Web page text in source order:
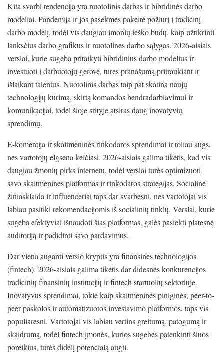
Kita svarbi tendencija yra nuotolinis darbas ir hibridinės darbo
modeliai. Pandemija ir jos pasekmės pakeitė požiūrį į tradicinį
darbo modelį, todėl vis daugiau įmonių ieško būdų, kaip užtikrinti
lanksčius darbo grafikus ir nuotolines darbo sąlygas. 2026-aisiais
verslai, kurie sugeba pritaikyti hibridinius darbo modelius ir
investuoti į darbuotojų gerovę, turės pranašumą pritraukiant ir
išlaikant talentus. Nuotolinis darbas taip pat skatina naujų
technologijų kūrimą, skirtą komandos bendradarbiavimui ir
komunikacijai, todėl šioje srityje atsiras daug inovatyvių
sprendimų.
E-komercija ir skaitmeninės rinkodaros sprendimai ir toliau augs,
nes vartotojų elgsena keičiasi. 2026-aisiais galima tikėtis, kad vis
daugiau žmonių pirks internetu, todėl verslai turės optimizuoti
savo skaitmenines platformas ir rinkodaros strategijas. Socialinė
žiniasklaida ir influenceriai taps dar svarbesni, nes vartotojai vis
labiau pasitiki rekomendacijomis iš socialinių tinklų. Verslai, kurie
sugeba efektyviai išnaudoti šias platformas, galės pasiekti platesnę
auditoriją ir padidinti savo pardavimus.
Dar viena auganti verslo kryptis yra finansinės technologijos
(fintech). 2026-aisiais galima tikėtis dar didesnės konkurencijos
tradicinių finansinių institucijų ir fintech startuolių sektoriuje.
Inovatyvūs sprendimai, tokie kaip skaitmeninės piniginės, peer-to-
peer paskolos ir automatizuotos investavimo platformos, taps vis
populiaresni. Vartotojai vis labiau vertins greitumą, patogumą ir
skaidrumą, todėl fintech įmonės, kurios sugebės patenkinti šiuos
poreikius, turės didelį potencialą augti.